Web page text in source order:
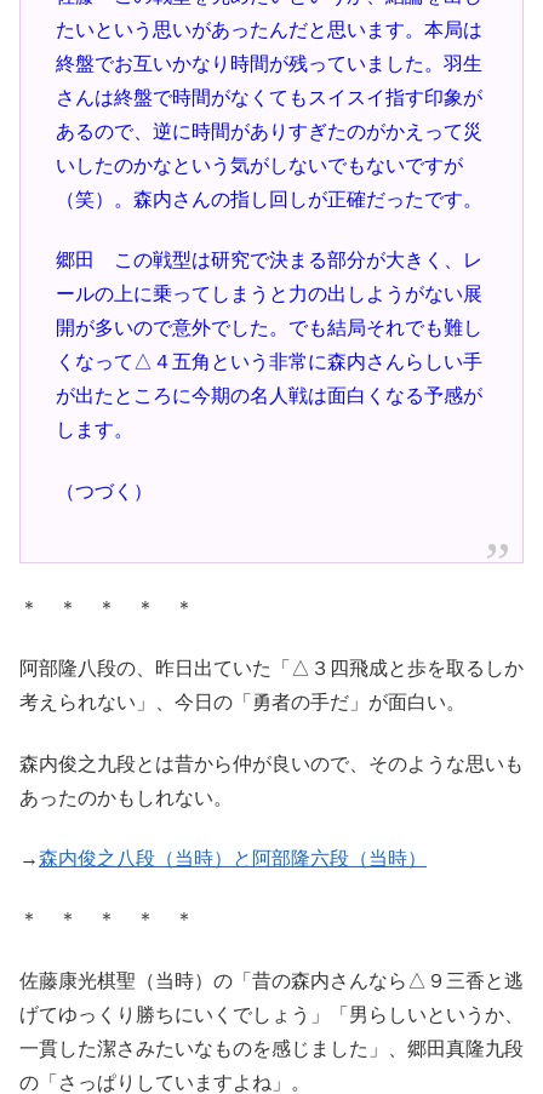
たいという思いがあったんだと思います。本局は
終盤でお互いかなり時間が残っていました。羽生
さんは終盤で時間がなくてもスイスイ指す印象が
あるので、逆に時間がありすぎたのがかえって災
いしたのかなという気がしないでもないですが
（笑）。森内さんの指し回しが正確だったです。
郷田 この戦型は研究で決まる部分が大きく、レ
ールの上に乗ってしまうと力の出しようがない展
開が多いので意外でした。でも結局それでも難し
くなって△４五角という非常に森内さんらしい手
が出たところに今期の名人戦は面白くなる予感が
します。
（つづく）
＊ ＊ ＊ ＊ ＊
阿部隆八段の、昨日出ていた「△３四飛成と歩を取るしか
考えられない」、今日の「勇者の手だ」が面白い。
森内俊之九段とは昔から仲が良いので、そのような思いも
あったのかもしれない。
→森内俊之八段（当時）と阿部隆六段（当時）
＊ ＊ ＊ ＊ ＊
佐藤康光棋聖（当時）の「昔の森内さんなら△９三香と逃
げてゆっくり勝ちにいくでしょう」「男らしいというか、
一貫した潔さみたいなものを感じました」、郷田真隆九段
の「さっぱりしていますよね」。